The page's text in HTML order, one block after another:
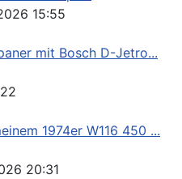
15:55
mit Bosch D-Jetro...
1974er W116 450 ...
20:31